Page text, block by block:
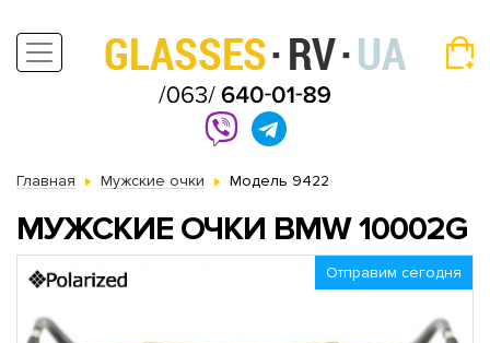
Главная Мужские очки Модель 9422
МУЖСКИЕ ОЧКИ BMW 10002G
Отправим сегодня